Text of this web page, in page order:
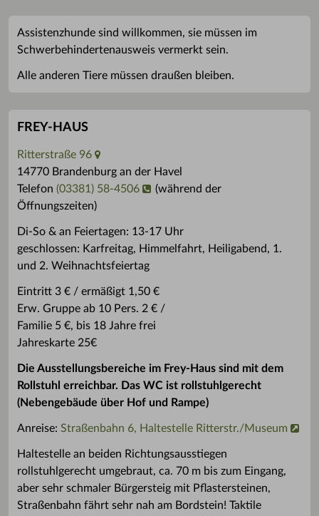
Assistenzhunde sind willkommen, sie müssen im
Schwerbehindertenausweis vermerkt sein.
Alle anderen Tiere müssen draußen bleiben.
FREY-HAUS
Ritterstraße 96
14770 Brandenburg an der Havel
Telefon (03381) 58-4506
(während der
Öffnungszeiten)
Di-So & an Feiertagen: 13-17 Uhr
geschlossen: Karfreitag, Himmelfahrt, Heiligabend, 1.
und 2. Weihnachtsfeiertag
Eintritt 3 € / ermäßigt 1,50 €
Erw. Gruppe ab 10 Pers. 2 € /
Familie 5 €, bis 18 Jahre frei
Jahreskarte 25€
Die Ausstellungsbereiche im Frey-Haus sind mit dem
Rollstuhl erreichbar. Das WC ist rollstuhlgerecht
(Nebengebäude über Hof und Rampe)
Anreise: Straßenbahn 6, Haltestelle Ritterstr./Museum
Haltestelle an beiden Richtungsausstiegen
rollstuhlgerecht umgebraut, ca. 70 m bis zum Eingang,
aber sehr schmaler Bürgersteig mit Pflastersteinen,
Straßenbahn fährt sehr nah am Bordstein! Taktile